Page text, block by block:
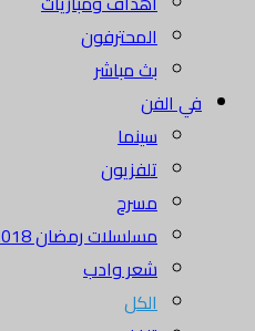
المحترفون
بث مباشر
في الفن
سينما
تلفزيون
مسرح
مسلسلات رمضان 2018
شعر وادب
الكل